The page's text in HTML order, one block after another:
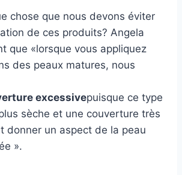
chose que nous devons éviter
de ces produits? Angela
que «lorsque vous appliquez
des peaux matures, nous
excessivepuisque ce type
sèche et une couverture très
donner un aspect de la peau
».